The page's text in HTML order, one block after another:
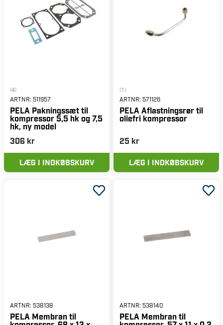
(4)
ARTNR: 511957
PELA Pakningssæt til
kompressor 5,5 hk og 7,5
hk, ny model
306 kr
LÆG I INDKØBSKURV
(1)
ARTNR: 571126
PELA Aflastningsrør til
oliefri kompressor
25 kr
LÆG I INDKØBSKURV
ARTNR: 538138
PELA Membran til
ARTNR: 538140
PELA Membran til